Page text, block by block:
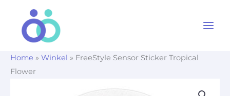
Home » Winkel » FreeStyle Sensor Sticker Tropical
Flower